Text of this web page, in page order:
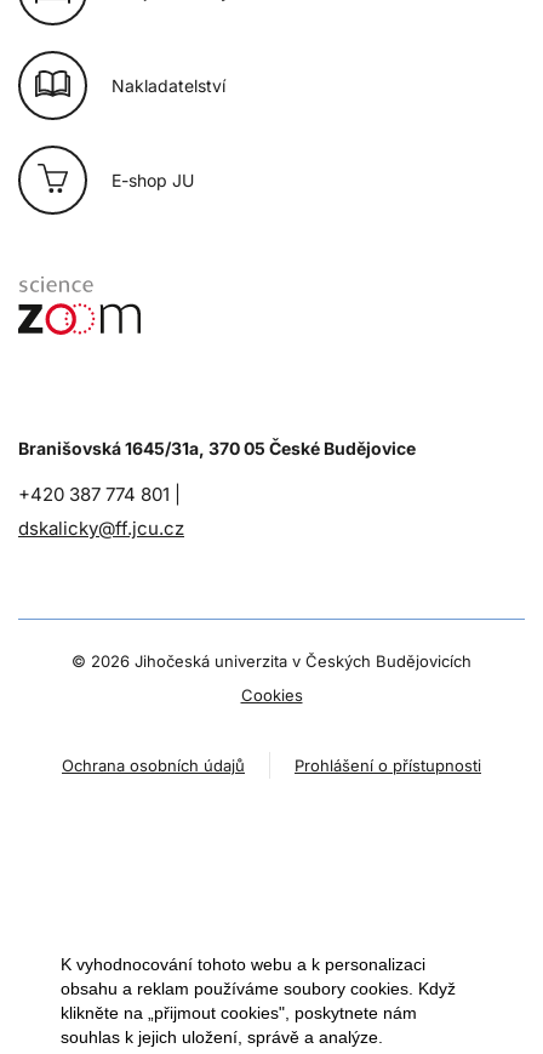
Nakladatelství
E-shop JU
Branišovská 1645/31a, 370 05 České Budějovice
+420 387 774 801 |
dskalicky@ff.jcu.cz
© 2026 Jihočeská univerzita v Českých Budějovicích
Cookies
Ochrana osobních údajů Prohlášení o přístupnosti
K vyhodnocování tohoto webu a k personalizaci
obsahu a reklam používáme soubory cookies. Když
klikněte na „přijmout cookies", poskytnete nám
souhlas k jejich uložení, správě a analýze.